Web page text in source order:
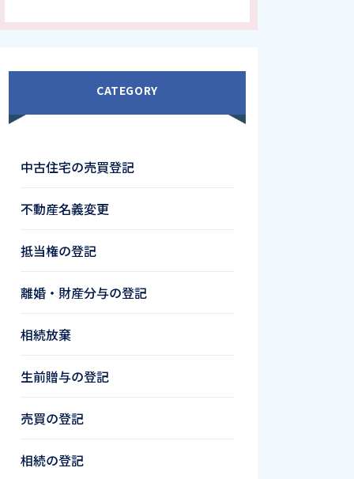
CATEGORY
中古住宅の売買登記
不動産名義変更
抵当権の登記
離婚・財産分与の登記
相続放棄
生前贈与の登記
売買の登記
相続の登記